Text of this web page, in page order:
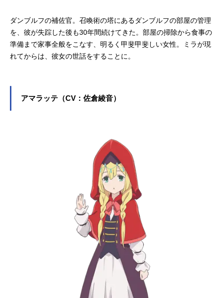
ダンブルフの補佐官。召喚術の塔にあるダンブルフの部屋の管理
を、彼が失踪した後も30年間続けてきた。部屋の掃除から食事の
準備まで家事全般をこなす、明るく甲斐甲斐しい女性。ミラが現
れてからは、彼女の世話をすることに。
アマラッテ（CV：佐倉綾音）